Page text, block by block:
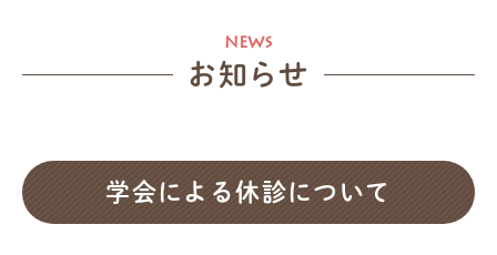
お知らせ
学会による休診について